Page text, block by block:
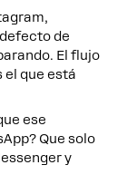
de
El flujo
el que está
ese
Que solo
y